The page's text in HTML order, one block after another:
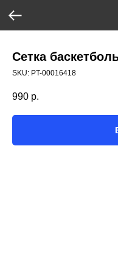
Сетка
SKU: PT-00016418
990 р.